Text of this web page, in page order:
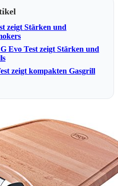
zeigt Stärken und
Evo Test zeigt Stärken und
zeigt kompakten Gasgrill